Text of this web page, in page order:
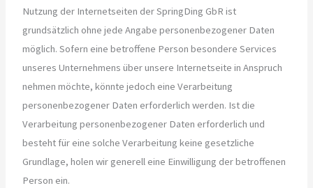
Nutzung der Internetseiten der SpringDing GbR ist
grundsätzlich ohne jede Angabe personenbezogener Daten
möglich. Sofern eine betroffene Person besondere Services
unseres Unternehmens über unsere Internetseite in Anspruch
nehmen möchte, könnte jedoch eine Verarbeitung
personenbezogener Daten erforderlich werden. Ist die
Verarbeitung personenbezogener Daten erforderlich und
besteht für eine solche Verarbeitung keine gesetzliche
Grundlage, holen wir generell eine Einwilligung der betroffenen
Person ein.